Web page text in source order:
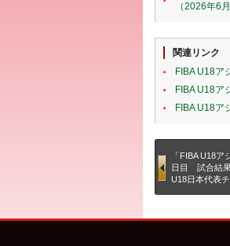
（2026年6
関連リンク
FIBA U18
FIBA U18
FIBA U18
「FIBA U18
日目 試合結
U18日本代表